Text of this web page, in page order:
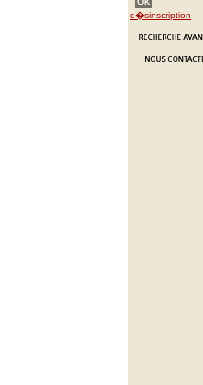
d�sinscription